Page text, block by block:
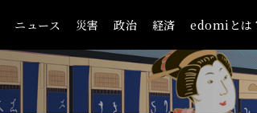
ニュース 災害 政治 経済 edomiとは